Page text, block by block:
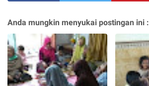
Anda mungkin menyukai postingan ini :